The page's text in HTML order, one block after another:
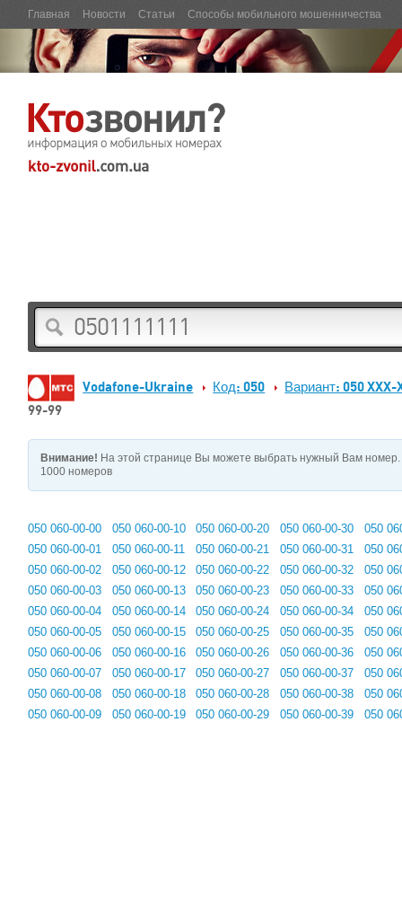
Главная Новости Статьи Способы мобильного мошенничества
Vodafone-Ukraine Код: 050
Вариант: 050 XXX-
99-99
Внимание! На этой странице Вы можете выбрать нужный Вам
1000 номеров
050 060-00-00
050 060-00-01
050 060-00-02
050 060-00-03
050 060-00-04
050 060-00-05
050 060-00-06
050 060-00-07
050 060-00-08
050 060-00-09
050 060-00-10
050 060-00-11
050 060-00-12
050 060-00-13
050 060-00-14
050 060-00-15
050 060-00-16
050 060-00-17
050 060-00-18
050 060-00-19
050 060-00-20
050 060-00-21
050 060-00-22
050 060-00-23
050 060-00-24
050 060-00-25
050 060-00-26
050 060-00-27
050 060-00-28
050 060-00-29
050 060-00-30
050 060-00-31
050 060-00-32
050 060-00-33
050 060-00-34
050 060-00-35
050 060-00-36
050 060-00-37
050 060-00-38
050 060-00-39
050
050
050
050
050
050
050
050
050
050